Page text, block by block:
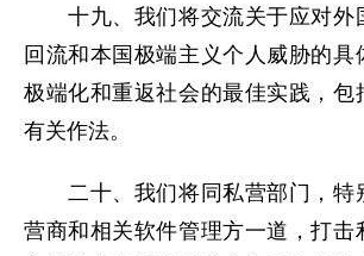
十九、我们将交流关于应对外
回流和本国极端主义个人威胁的具
极端化和重返社会的最佳实践，包
有关作法。
二十、我们将同私营部门，特
营商和相关软件管理方一道，打击